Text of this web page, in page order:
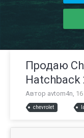
Продаю
Hatchback
Автор avtom4n,
chevrolet